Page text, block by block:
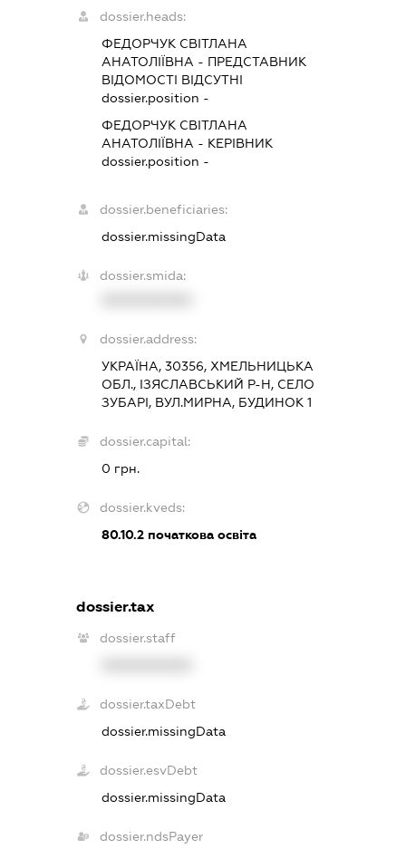
dossier.heads:
ФЕДОРЧУК СВІТЛАНА
АНАТОЛІЇВНА - ПРЕДСТАВНИК
ВІДОМОСТІ ВІДСУТНІ
dossier.position -
ФЕДОРЧУК СВІТЛАНА
АНАТОЛІЇВНА - КЕРІВНИК
dossier.position -
dossier.beneficiaries:
dossier.missingData
dossier.smida:
dossier.address:
УКРАЇНА, 30356, ХМЕЛЬНИЦЬКА
ОБЛ., ІЗЯСЛАВСЬКИЙ Р-Н, СЕЛО
ЗУБАРІ, ВУЛ.МИРНА, БУДИНОК 1
dossier.capital:
0 грн.
dossier.kveds:
80.10.2 початкова освіта
dossier.tax
dossier.staff
dossier.taxDebt
dossier.missingData
dossier.esvDebt
dossier.missingData
dossier.ndsPayer